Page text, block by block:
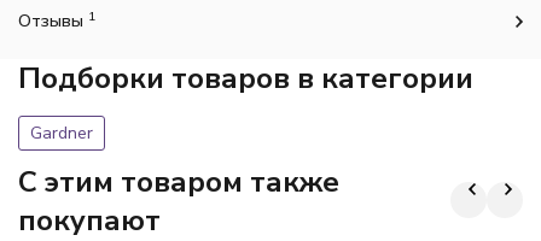
Отзывы 1
Подборки товаров в категории
Gardner
C этим товаром также
покупают